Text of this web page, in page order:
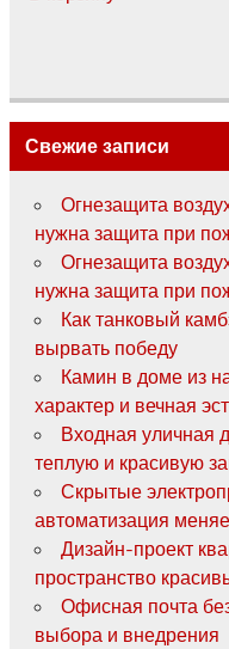
Свежие записи
Огнезащита
нужна защита при
Огнезащита
нужна защита при
Как танковый
вырвать победу
Камин в доме из
характер и вечная
Входная уличная
теплую и красивую
Скрытые
автоматизация
Дизайн-проект
пространство
Офисная почта
выбора и внедрения